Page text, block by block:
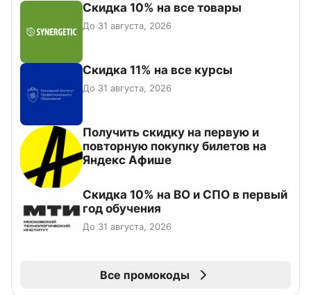
Скидка 10% на все товары
До 31 августа, 2026
Скидка 11% на все курсы
До 31 августа, 2026
Получить скидку на первую и
повторную покупку билетов на
Яндекс Афише
Скидка 10% на ВО и СПО в первый
год обучения
До 31 августа, 2026
Все промокоды